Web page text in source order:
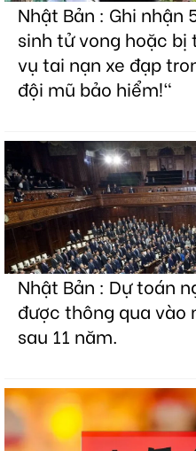
Nhật Bản : Ghi nhận
sinh tử vong hoặc
vụ tai nạn xe đạp
đội mũ bảo hiểm!"
Nhật Bản : Dự toán
được thông qua vào
sau 11 năm.